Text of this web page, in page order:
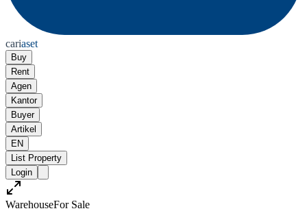
cariaset
Buy
Rent
Agen
Kantor
Buyer
Artikel
EN
List Property
Login
WarehouseFor Sale